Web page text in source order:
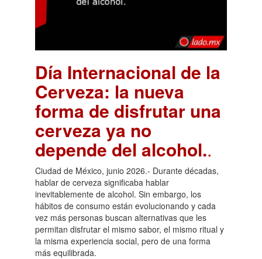
Día Internacional de la
Cerveza: la nueva
forma de disfrutar una
cerveza ya no
depende del alcohol..
Ciudad de México, junio 2026.- Durante décadas,
hablar de cerveza significaba hablar
inevitablemente de alcohol. Sin embargo, los
hábitos de consumo están evolucionando y cada
vez más personas buscan alternativas que les
permitan disfrutar el mismo sabor, el mismo ritual y
la misma experiencia social, pero de una forma
más equilibrada.